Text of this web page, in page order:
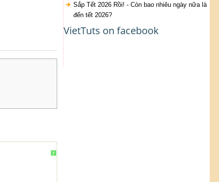
?
Sắp Tết 2026 Rồi! - Còn bao nhiêu ngày nữa là
đến tết 2026?
VietTuts on facebook